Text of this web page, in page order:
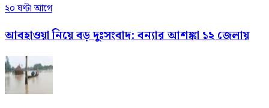
২০ ঘণ্টা আগে
আবহাওয়া নিয়ে বড় দুঃসংবাদ: বন্যার আশঙ্কা ১২ জেলায়